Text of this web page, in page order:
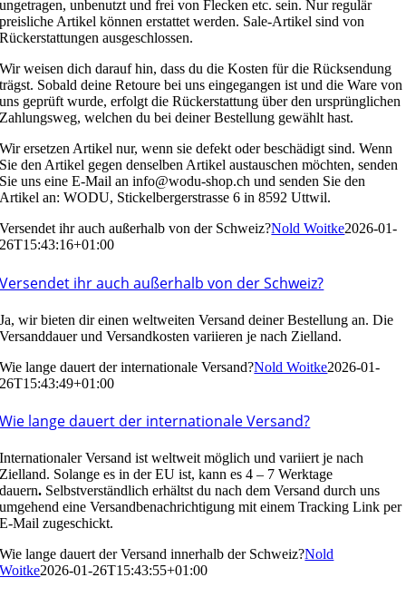
ungetragen, unbenutzt und frei von Flecken etc. sein. Nur regulär
preisliche Artikel können erstattet werden. Sale-Artikel sind von
Rückerstattungen ausgeschlossen.
Wir weisen dich darauf hin, dass du die Kosten für die Rücksendung
trägst. Sobald deine Retoure bei uns eingegangen ist und die Ware von
uns geprüft wurde, erfolgt die Rückerstattung über den ursprünglichen
Zahlungsweg, welchen du bei deiner Bestellung gewählt hast.
Wir ersetzen Artikel nur, wenn sie defekt oder beschädigt sind. Wenn
Sie den Artikel gegen denselben Artikel austauschen möchten, senden
Sie uns eine E-Mail an info@wodu-shop.ch und senden Sie den
Artikel an: WODU, Stickelbergerstrasse 6 in 8592 Uttwil.
Versendet ihr auch außerhalb von der Schweiz?Nold Woitke2026-01-
26T15:43:16+01:00
Versendet ihr auch außerhalb von der Schweiz?
Ja, wir bieten dir einen weltweiten Versand deiner Bestellung an. Die
Versanddauer und Versandkosten variieren je nach Zielland.
Wie lange dauert der internationale Versand?Nold Woitke2026-01-
26T15:43:49+01:00
Wie lange dauert der internationale Versand?
Internationaler Versand ist weltweit möglich und variiert je nach
Zielland. Solange es in der EU ist, kann es 4 – 7 Werktage
dauern. Selbstverständlich erhältst du nach dem Versand durch uns
umgehend eine Versandbenachrichtigung mit einem Tracking Link per
E-Mail zugeschickt.
Wie lange dauert der Versand innerhalb der Schweiz?Nold
Woitke2026-01-26T15:43:55+01:00